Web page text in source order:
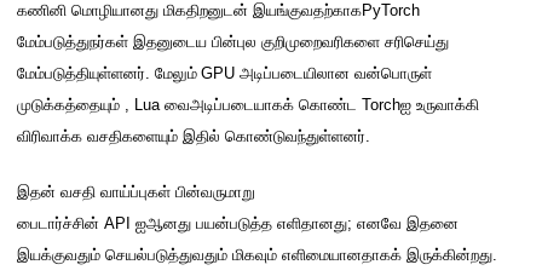
கணினி மொழியானது மிகதிறனுடன் இயங்குவதற்காகPyTorch
மேம்படுத்துநர்கள் இதனுடைய பின்புல குறிமுறைவரிகளை சரிசெய்த
மேம்படுத்தியுள்ளனர். மேலும் GPU அடிப்படையிலான வன்பொருள்
முடுக்கத்தையும் , Lua வைஅடிப்படையாகக் கொண்ட Torchஐ உருவாக்கி
விரிவாக்க வசதிகளையும் இதில் கொண்டுவந்துள்ளனர்.
இதன் வசதி வாய்ப்புகள் பின்வருமாறு
பைடார்ச்சின் API ஐஆனது பயன்படுத்த எளிதானது; எனவே இதனை
இயக்குவதும் செயல்படுத்துவதும் மிகவும் எளிமையானதாகக் இருக்கின்றது.